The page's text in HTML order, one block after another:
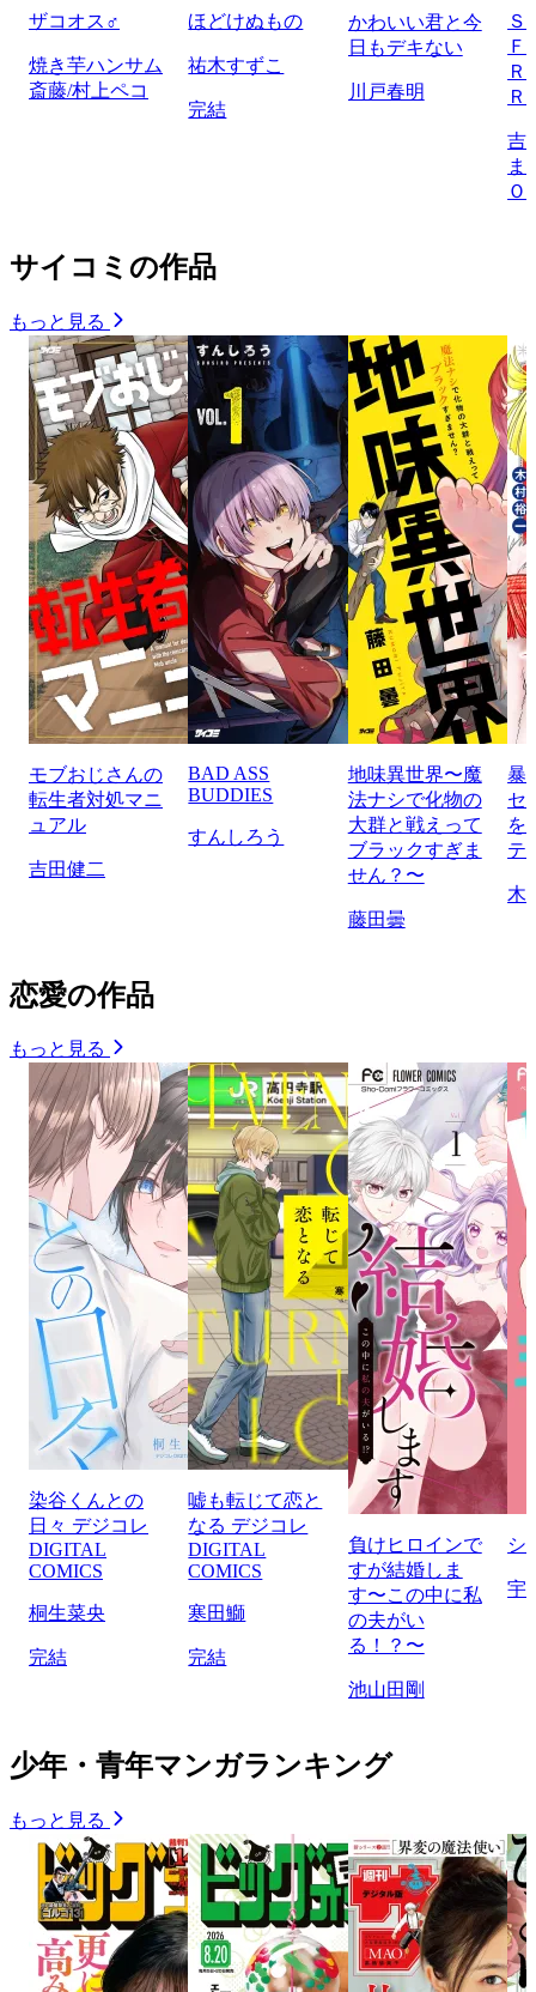
ザコオス♂
焼き芋ハンサム
斎藤/村上ペコ
ほどけぬもの
祐木すずこ
完結
かわいい君と今
日もデキない
川戸春明
Ｆ
Ｒ
吉
ま
Ｏ
サイコミの作品
もっと見る
モブおじさんの
転生者対処マニ
ュアル
吉田健二
BAD ASS
BUDDIES
すんしろう
地味異世界〜魔
法ナシで化物の
大群と戦えって
ブラックすぎま
せん？〜
藤田曇
暴
セ
を
テ
木
恋愛の作品
もっと見る
染谷くんとの
日々 デジコレ
DIGITAL
COMICS
桐生菜央
完結
嘘も転じて恋と
なる デジコレ
DIGITAL
COMICS
寒田鰤
完結
負けヒロインで
すが結婚しま
す〜この中に私
の夫がい
る！？〜
池山田剛
シ
宇
少年・青年マンガランキング
もっと見る